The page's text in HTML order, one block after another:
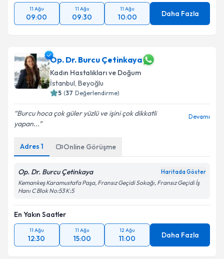
11 Ağu
09:00
11 Ağu
09:30
11 Ağu
10:00 Daha Fazla
Op. Dr. Burcu Çetinkaya
Kadın Hastalıkları ve Doğum
İstanbul, Beyoğlu
5 (37 Değerlendirme)
Burcu hoca çok güler yüzlü ve işini çok dikkatli
yapan...
Devamı
Adres 1 Online Görüşme
Op. Dr. Burcu Çetinkaya Haritada Göster
Kemankeş Karamustafa Paşa, Fransız Geçidi Sokağı, Fransız Geçidi İş
Hanı C Blok No:53 K:5
En Yakın Saatler
11 Ağu
12:30
11 Ağu
15:00
12 Ağu
11:00 Daha Fazla